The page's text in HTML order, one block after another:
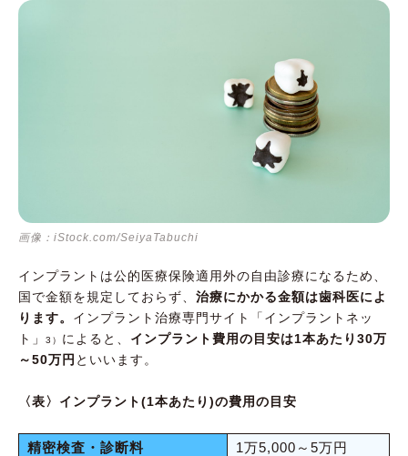
画像：iStock.com/SeiyaTabuchi
インプラントは公的医療保険適用外の自由診療になるため、
国で金額を規定しておらず、 治療にかかる金額は歯科医によ
ります。 インプラント治療専門サイト「インプラントネッ
ト」
3） によると、 インプラント費用の目安は1本あたり30万
～50万円 といいます。
〈表〉インプラント(1本あたり)の費用の目安
精密検査・診断料
1万5,000～5万円